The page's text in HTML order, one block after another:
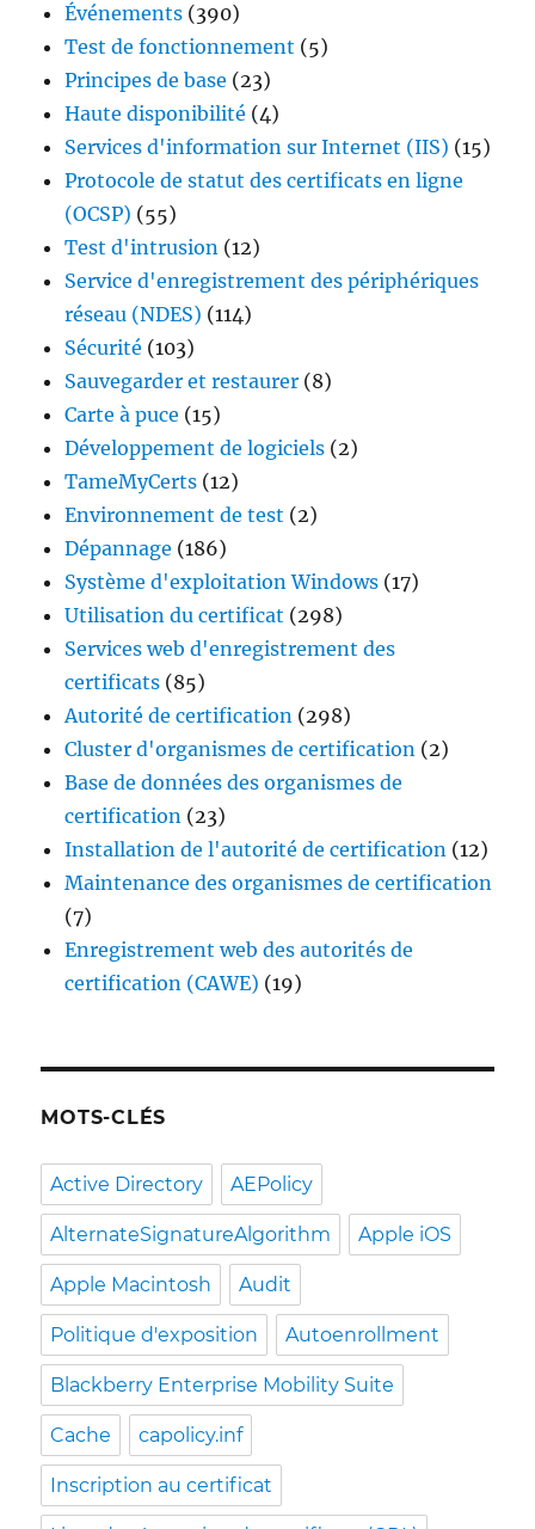
Événements (390)
Test de fonctionnement (5)
Principes de base (23)
Haute disponibilité (4)
Services d'information sur Internet (IIS) (15)
Protocole de statut des certificats en ligne
(OCSP) (55)
Test d'intrusion (12)
Service d'enregistrement des périphériques
réseau (NDES) (114)
Sécurité (103)
Sauvegarder et restaurer (8)
Carte à puce (15)
Développement de logiciels (2)
TameMyCerts (12)
Environnement de test (2)
Dépannage (186)
Système d'exploitation Windows (17)
Utilisation du certificat (298)
Services web d'enregistrement des
certificats (85)
Autorité de certification (298)
Cluster d'organismes de certification (2)
Base de données des organismes de
certification (23)
Installation de l'autorité de certification (12)
Maintenance des organismes de certification
(7)
Enregistrement web des autorités de
certification (CAWE) (19)
MOTS-CLÉS
Active Directory AEPolicy
AlternateSignatureAlgorithm Apple iOS
Apple Macintosh Audit
Politique d'exposition Autoenrollment
Blackberry Enterprise Mobility Suite
Cache capolicy.inf
Inscription au certificat